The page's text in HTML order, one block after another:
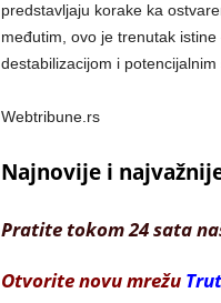
predstavljaju korake ka
međutim, ovo je trenutak
destabilizacijom i potencijalnim
Webtribune.rs
Najnovije i
Pratite tokom 24 sata
Otvorite novu mrežu